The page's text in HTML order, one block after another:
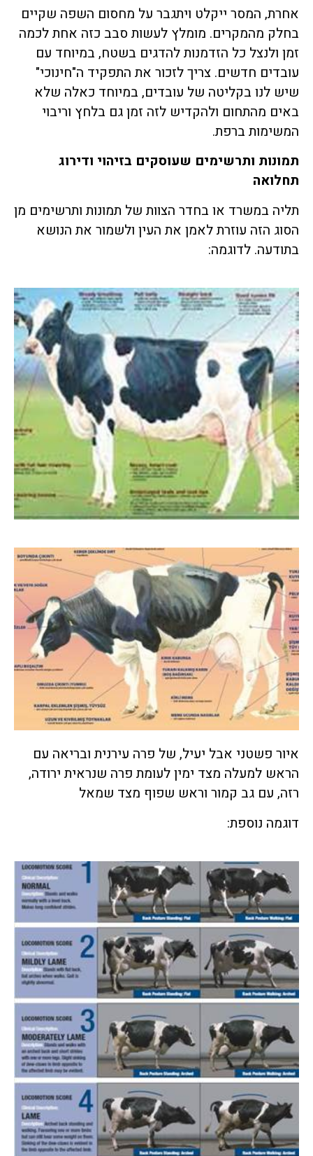
אחרת, המסר ייקלט ויתגבר על מחסום השפה שקיים
בחלק מהמקרים. מומלץ לעשות סבב כזה אחת לכמה
זמן ולנצל כל הזדמנות להדגים בשטח, במיוחד עם
עובדים חדשים. צריך לזכור את התפקיד ה"חינוכי"
שיש לנו בקליטה של עובדים, במיוחד כאלה שלא
באים מהתחום ולהקדיש לזה זמן גם בלחץ וריבוי
המשימות ברפת.
תמונות ותרשימים שעוסקים בזיהוי ודירוג
תחלואה
תליה במשרד או בחדר הצוות של תמונות ותרשימים מן
הסוג הזה עוזרת לאמן את העין ולשמור את הנושא
בתודעה. לדוגמה:
איור פשטני אבל יעיל, של פרה עירנית ובריאה עם
הראש למעלה מצד ימין לעומת פרה שנראית ירודה,
רזה, עם גב קמור וראש שפוף מצד שמאל
דוגמה נוספת: